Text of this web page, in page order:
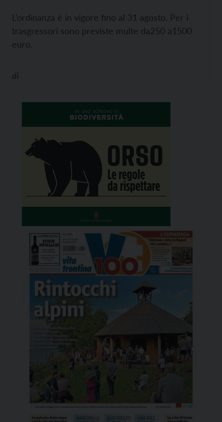
L’ordinanza è in vigore fino al 31 agosto. Per i
trasgressori sono previste multe da250 a1500
euro.
di